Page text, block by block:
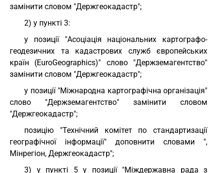
замінити словом "Держгеокадастр";
2) у пункті 3:
у позиції "Асоціація національних картографо-
геодезичних та кадастрових служб європейських
країн (EuroGeographics)" слово "Держземагентство"
замінити словом "Держгеокадастр";
у позиції "Міжнародна картографічна організація"
слово "Держземагентство" замінити словом
"Держгеокадастр";
позицію "Технічний комітет по стандартизації
географічної інформації" доповнити словами ",
Мінрегіон, Держгеокадастр";
3) у пункті 5 у позиції "Міждержавна рада з